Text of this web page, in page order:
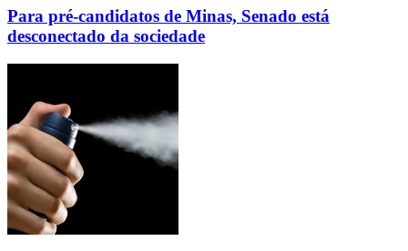
Para pré-candidatos de Minas, Senado está
desconectado da sociedade